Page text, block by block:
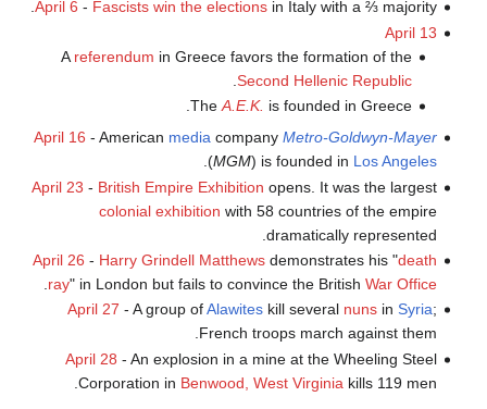
April 6 - Fascists win the electionsin Italy with a ⅔ majority.
April 13
A referendum in Greece favors the formation of the
Second Hellenic Republic
.
TheA.E.K. is founded in Greece.
April 16 - American media company Metro-Goldwyn-Mayer
(MGM) is founded in Los Angeles
April 23 - British Empire Exhibition opens. It was the largest
colonial exhibition with 58 countries of the empire
dramatically represented.
April 26 - Harry Grindell Matthewsdemonstrates his "death
ray" in London but fails to convince the British War Office
April 27 - A group ofAlawiteskill several nunsin Syria;
French troops march against them.
April 28 - An explosion in a mine at the Wheeling Steel
Corporation in Benwood, West Virginia kills 119 men.